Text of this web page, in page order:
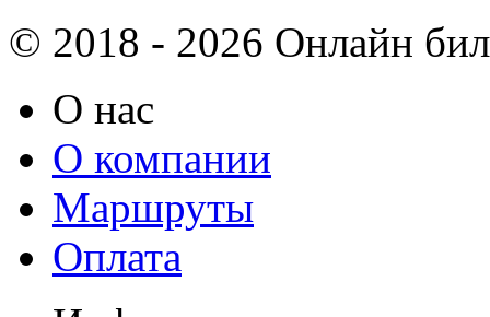
© 2018 - 2026 Онлайн
О нас
О компании
Маршруты
Оплата